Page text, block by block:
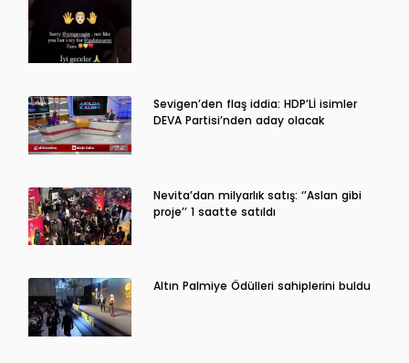
Sevigen’den flaş iddia: HDP’Lİ isimler
DEVA Partisi’nden aday olacak
Nevita’dan milyarlık satış: ‘’Aslan gibi
proje’’ 1 saatte satıldı
Altın Palmiye Ödülleri sahiplerini buldu